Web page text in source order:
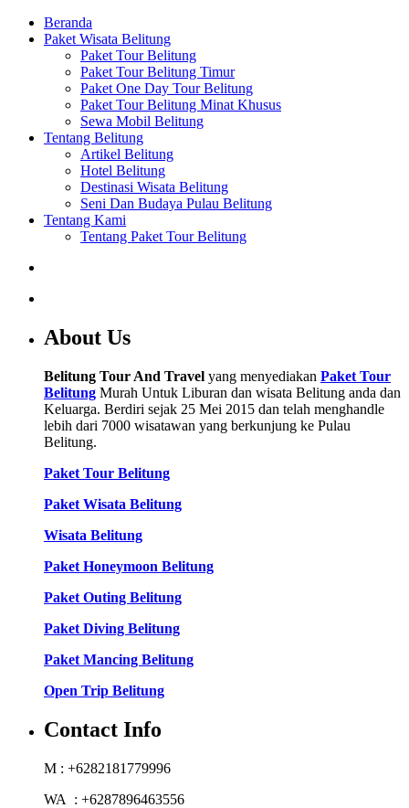
Beranda
Paket Wisata Belitung
Paket Tour Belitung
Paket Tour Belitung Timur
Paket One Day Tour Belitung
Paket Tour Belitung Minat Khusus
Sewa Mobil Belitung
Tentang Belitung
Artikel Belitung
Hotel Belitung
Destinasi Wisata Belitung
Seni Dan Budaya Pulau Belitung
Tentang Kami
Tentang Paket Tour Belitung
About Us
Belitung Tour And Travel yang menyediakan Paket Tour
Belitung Murah Untuk Liburan dan wisata Belitung anda dan
Keluarga. Berdiri sejak 25 Mei 2015 dan telah menghandle
lebih dari 7000 wisatawan yang berkunjung ke Pulau
Belitung.
Paket Tour Belitung
Paket Wisata Belitung
Wisata Belitung
Paket Honeymoon Belitung
Paket Outing Belitung
Paket Diving Belitung
Paket Mancing Belitung
Open Trip Belitung
Contact Info
M : +6282181779996
WA : +6287896463556